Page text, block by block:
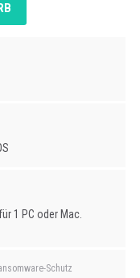
1 PC oder Mac.
Schutz